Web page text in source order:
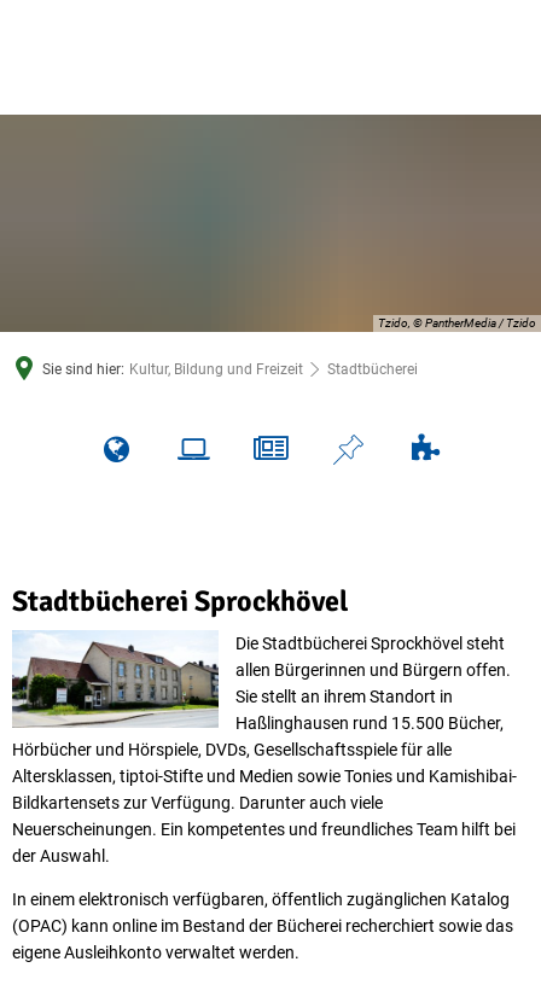
Tzido, © PantherMedia / Tzido
Sie sind hier: Kultur, Bildung und Freizeit Stadtbücherei
Stadtbücherei Sprockhövel
Die Stadtbücherei Sprockhövel steht
allen Bür­gerinnen und Bürgern offen.
Sie stellt an ihrem Standort in
Haßlinghausen rund 15.500 Bücher,
Hörbücher und Hörspiele, DVDs, Gesellschaftsspiele für alle
Altersklassen, tiptoi-Stifte und Medien sowie Tonies und Kamishibai-
Bildkartensets zur Verfü­gung. Darunter auch viele
Neuerscheinungen. Ein kompetentes und freundliches Team hilft bei
der Auswahl.
In einem elektronisch verfügbaren, öffentlich zugänglichen Katalog
(OPAC) kann online im Bestand der Bücherei recherchiert sowie das
eigene Ausleihkonto verwaltet werden.